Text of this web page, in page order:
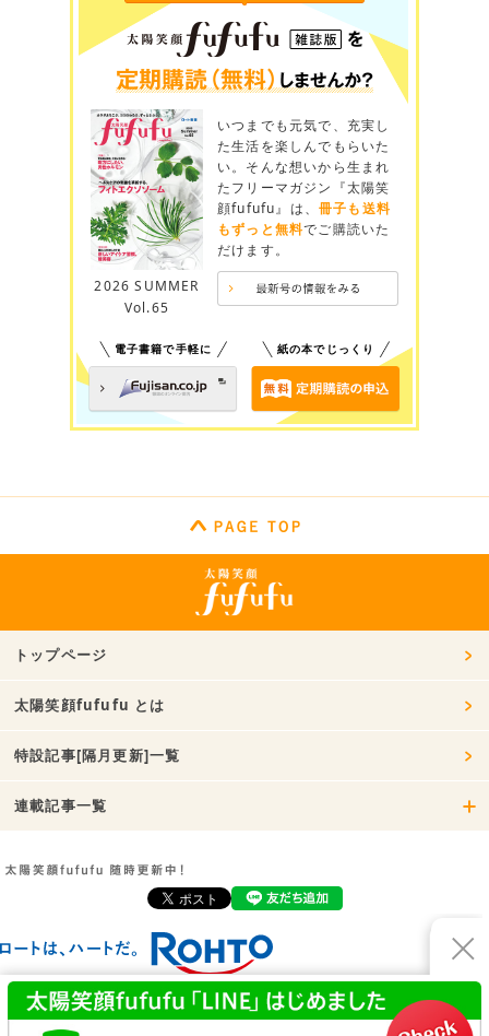
2026 SUMMER
Vol.65
いつまでも元気で、充実し
た生活を楽しんでもらいた
い。そんな想いから生まれ
たフリーマガジン『太陽笑
顔fufufu』は、 冊子も送料
もずっと無料でご購読いた
だけます。
電子書籍で手軽に 紙の本でじっくり
トップページ
太陽笑顔fufufu とは
特設記事[隔月更新]一覧
連載記事一覧